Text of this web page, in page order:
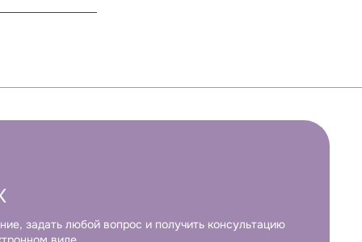
задать любой вопрос и получить консультацию